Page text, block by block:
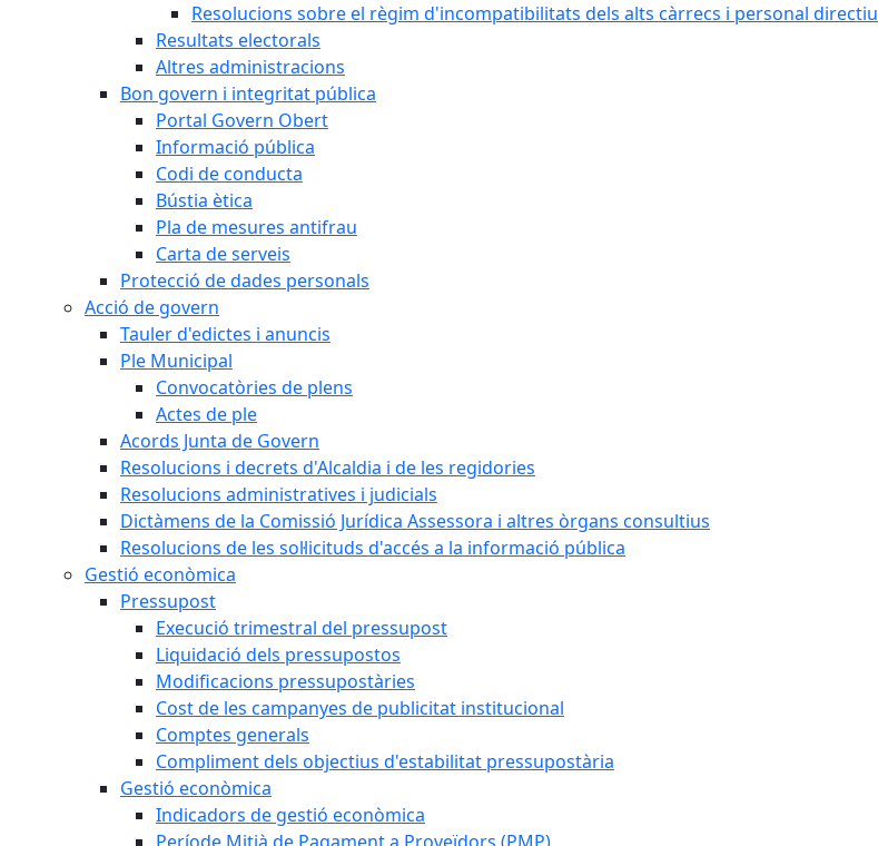
Resolucions sobre el règim d'incompatibilitats dels alts càrrecs i personal directiu
Resultats electorals
Altres administracions
Bon govern i integritat pública
Portal Govern Obert
Informació pública
Codi de conducta
Bústia ètica
Pla de mesures antifrau
Carta de serveis
Protecció de dades personals
Acció de govern
Tauler d'edictes i anuncis
Ple Municipal
Convocatòries de plens
Actes de ple
Acords Junta de Govern
Resolucions i decrets d'Alcaldia i de les regidories
Resolucions administratives i judicials
Dictàmens de la Comissió Jurídica Assessora i altres òrgans consultius
Resolucions de les sol·licituds d'accés a la informació pública
Gestió econòmica
Pressupost
Execució trimestral del pressupost
Liquidació dels pressupostos
Modificacions pressupostàries
Cost de les campanyes de publicitat institucional
Comptes generals
Compliment dels objectius d'estabilitat pressupostària
Gestió econòmica
Indicadors de gestió econòmica